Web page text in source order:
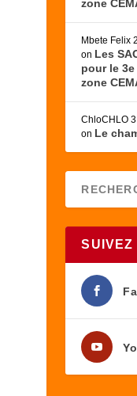
zone
Mbete Felix
on Les
pour le
zone
ChloCHLO
on Le
SUIVEZ